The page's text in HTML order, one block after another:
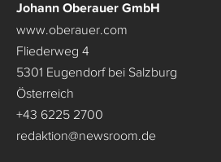
Johann Oberauer GmbH
www.oberauer.com
Fliederweg 4
5301 Eugendorf bei Salzburg
Österreich
+43 6225 2700
redaktion@newsroom.de